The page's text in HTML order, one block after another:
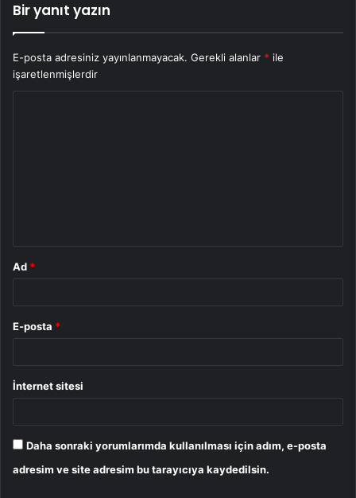
Bir yanıt yazın
E-posta adresiniz yayınlanmayacak. Gerekli alanlar * ile
işaretlenmişlerdir
Ad *
E-posta *
İnternet sitesi
Daha sonraki yorumlarımda kullanılması için adım, e-posta
adresim ve site adresim bu tarayıcıya kaydedilsin.